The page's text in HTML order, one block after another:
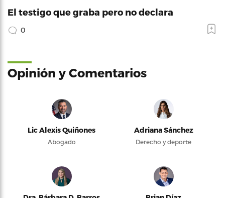
El testigo que graba pero no declara
0
Opinión y Comentarios
Lic Alexis Quiñones
Abogado
Adriana Sánchez
Derecho y deporte